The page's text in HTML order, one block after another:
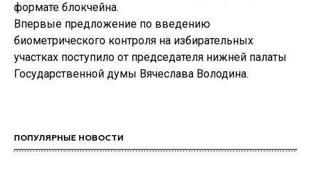
формате блокчейна.
Впервые предложение по введению
биометрического контроля на избирательных
участках поступило от председателя нижней палаты
Государственной думы Вячеслава Володина.
ПОПУЛЯРНЫЕ НОВОСТИ